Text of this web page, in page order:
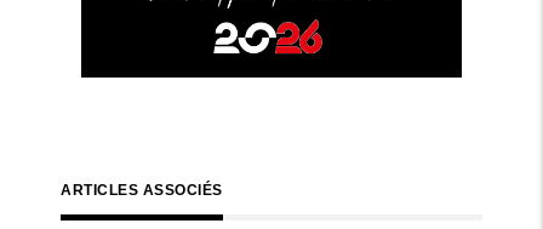
ARTICLES ASSOCIÉS